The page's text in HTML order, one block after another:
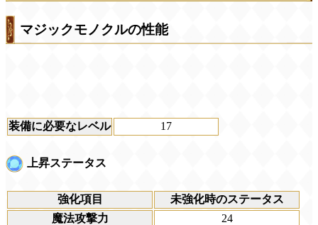
マジックモノクルの性能
装備に必要なレベル 17
上昇ステータス
強化項目
未強化時のステータス
魔法攻撃力
24